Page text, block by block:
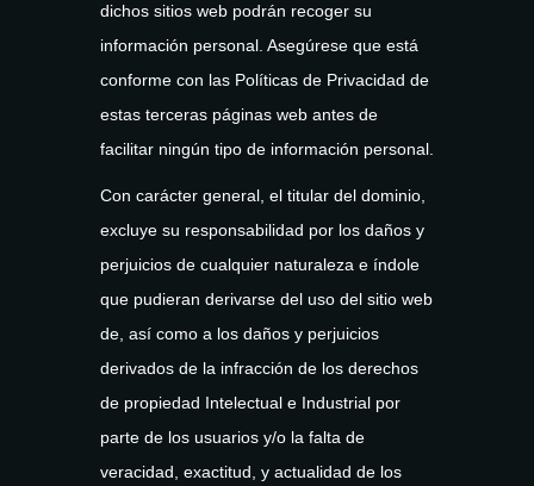
dichos sitios web podrán recoger su
información personal. Asegúrese que está
conforme con las Políticas de Privacidad de
estas terceras páginas web antes de
facilitar ningún tipo de información personal.
Con carácter general, el titular del dominio,
excluye su responsabilidad por los daños y
perjuicios de cualquier naturaleza e índole
que pudieran derivarse del uso del sitio web
de, así como a los daños y perjuicios
derivados de la infracción de los derechos
de propiedad Intelectual e Industrial por
parte de los usuarios y/o la falta de
veracidad, exactitud, y actualidad de los